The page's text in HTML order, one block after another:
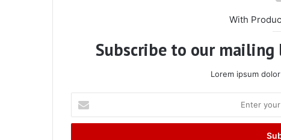
With
Subscribe to our
Lorem ipsum
your
Email